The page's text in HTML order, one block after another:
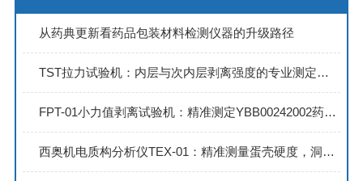
从药典更新看药品包装材料检测仪器的升级路径
TST拉力试验机：内层与次内层剥离强度的专业测定方案
FPT-01小力值剥离试验机：精准测定YBB00242002药用复合硬片剥离强度
西奥机电质构分析仪TEX-01：精准测量蛋壳硬度，洞悉材料机械性能